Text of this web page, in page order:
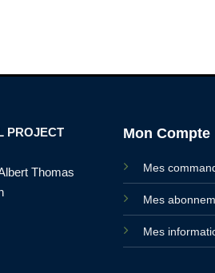
PROJECT
Thomas
Mon Compte
Mes
Mes
Mes